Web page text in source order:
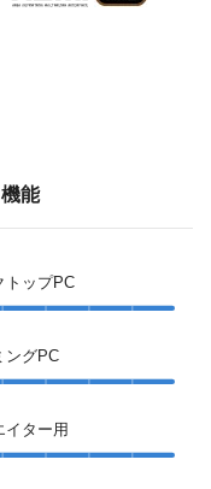
能
トップPC
ングPC
イター用